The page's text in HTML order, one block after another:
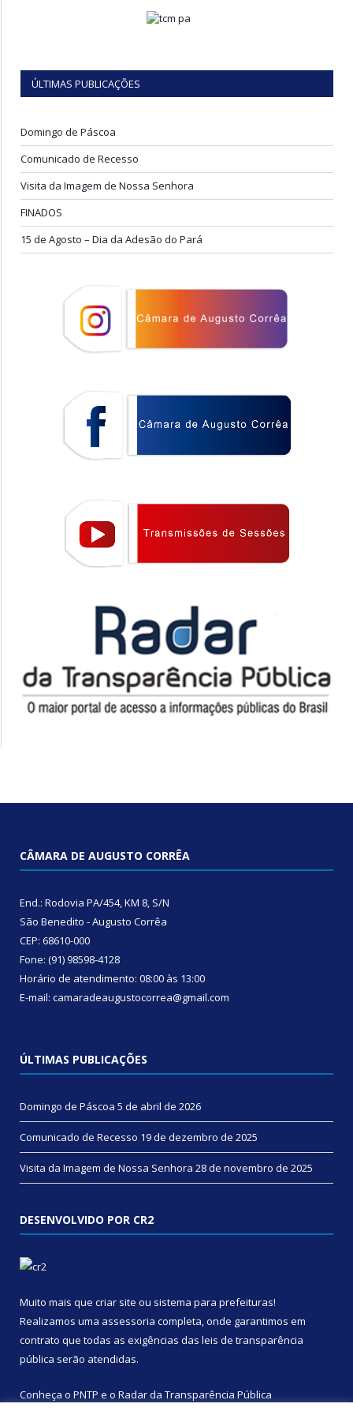
ÚLTIMAS PUBLICAÇÕES
Domingo de Páscoa
Comunicado de Recesso
Visita da Imagem de Nossa Senhora
FINADOS
15 de Agosto – Dia da Adesão do Pará
CÂMARA DE AUGUSTO CORRÊA
End.: Rodovia PA/454, KM 8, S/N
São Benedito - Augusto Corrêa
CEP: 68610-000
Fone: (91) 98598-4128
Horário de atendimento: 08:00 às 13:00
E-mail: camaradeaugustocorrea@gmail.com
ÚLTIMAS PUBLICAÇÕES
Domingo de Páscoa 5 de abril de 2026
Comunicado de Recesso 19 de dezembro de 2025
Visita da Imagem de Nossa Senhora 28 de novembro de 2025
DESENVOLVIDO POR CR2
Muito mais que criar site ou sistema para prefeituras!
Realizamos uma assessoria completa, onde garantimos em
contrato que todas as exigências das leis de transparência
pública serão atendidas.
Conheça o PNTP e o Radar da Transparência Pública